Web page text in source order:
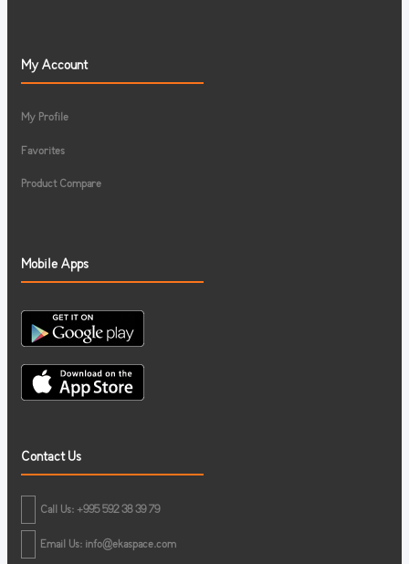
My Account
My Profile
Favorites
Product Compare
Mobile Apps
Contact Us
Call Us: +995 592 38 39 79
Email Us: info@ekaspace.com